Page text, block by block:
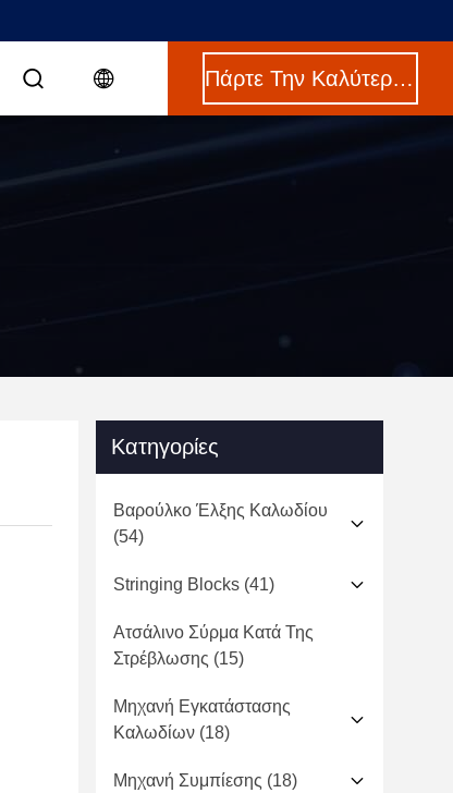
Πάρτε Την Καλύτερη Τιμή
Κατηγορίες
Βαρούλκο Έλξης Καλωδίου
(54)
Stringing Blocks (41)
Ατσάλινο Σύρμα Κατά Της
Στρέβλωσης (15)
Μηχανή Εγκατάστασης
Καλωδίων (18)
Μηχανή Συμπίεσης (18)